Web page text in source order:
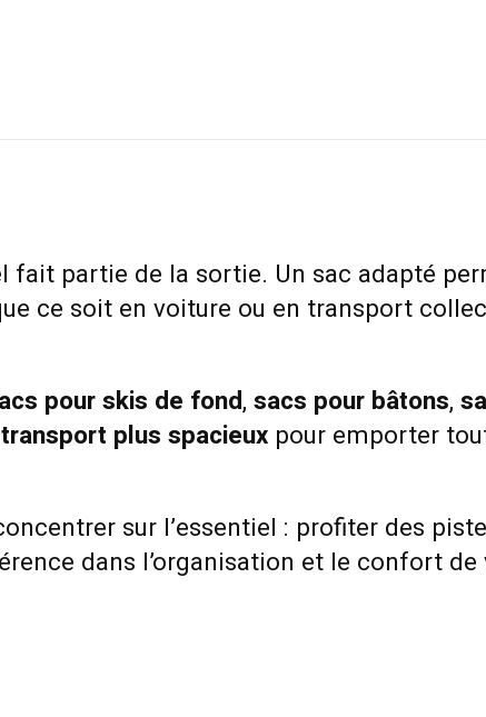
partie de la sortie. Un sac adapté
ce soit en voiture ou en transport
pour skis de fond, sacs pour bâtons,
plus spacieux pour emporter
sur l’essentiel : profiter des
dans l’organisation et le confort de